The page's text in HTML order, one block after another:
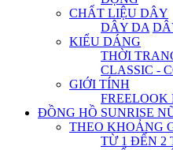
CHẤT LIỆU DÂY
DÂY DA
KIỂU DÁNG
THỜI
CLASSIC -
GIỚI TÍNH
FREELOOK
ĐỒNG HỒ SUNRISE
THEO KHOẢNG
TỪ 1 ĐẾN 2